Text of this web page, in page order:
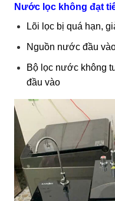
Nước lọc không đạt
Lõi lọc bị quá hạn,
Nguồn nước đầu
Bộ lọc nước không
đầu vào